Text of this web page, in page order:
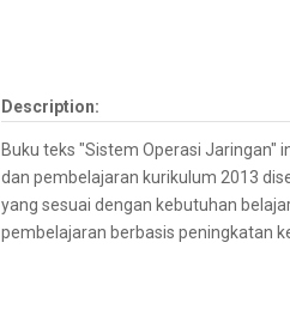
Description:
Buku teks ″Sistem Operasi
dan pembelajaran kurikulum 2013
yang sesuai dengan kebutuhan
pembelajaran berbasis peningkatan